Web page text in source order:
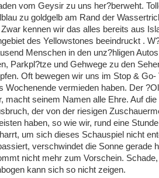
vom Geysir zu uns her?berweht.
zu goldgelb am Rand der
Zwar kennen wir das alles bereits aus
des Yellowstones beeindruckt .
Menschen in den unz?hligen
Parkpl?tze und Gehwege zu den
Oft bewegen wir uns im Stop &
Wochenende vermieden haben. Der
macht seinem Namen alle Ehre. Auf
der von der riesigen
haben, so wie wir, rund eine
um sich dieses Schauspiel nicht
verschwindet die Sonne gerade
nicht mehr zum Vorschein.
kann sich so nicht zeigen.